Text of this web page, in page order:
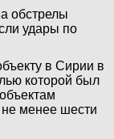
обстрелы
удары по
в Сирии в
которой был
менее шести